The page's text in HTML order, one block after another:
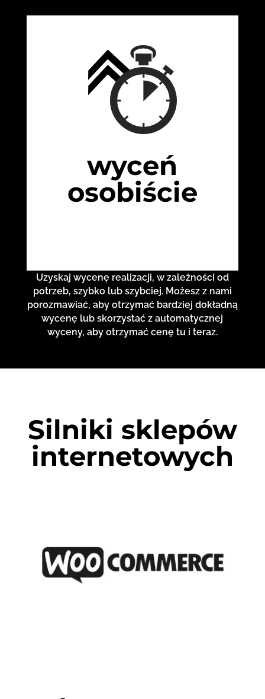
wyceń
osobiście
Uzyskaj wycenę realizacji, w zależności od
potrzeb, szybko lub szybciej. Możesz z nami
porozmawiać, aby otrzymać bardziej dokładną
wycenę lub skorzystać z automatycznej
wyceny, aby otrzymać cenę tu i teraz.
Silniki sklepów
internetowych